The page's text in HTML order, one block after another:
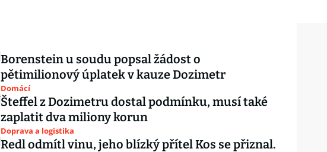
Borenstein u soudu popsal žádost o
pětimilionový úplatek v kauze Dozimetr
Domácí
Šteffel z Dozimetru dostal podmínku, musí také
zaplatit dva miliony korun
Doprava a logistika
Redl odmítl vinu, jeho blízký přítel Kos se přiznal.